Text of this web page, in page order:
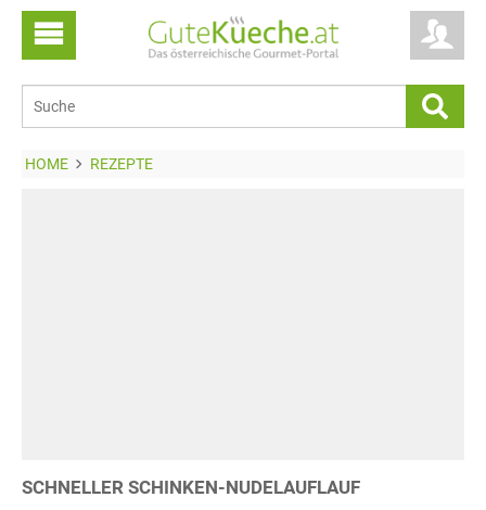
HOME REZEPTE
SCHNELLER SCHINKEN-NUDELAUFLAUF